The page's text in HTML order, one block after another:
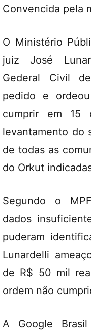
Convencida pela
O Ministério
juiz José
Gederal Civil
pedido e
cumprir em 15
levantamento do
de todas as
do Orkut
Segundo o
dados
puderam
Lunardelli
de R$ 50 mil
ordem não
A Google